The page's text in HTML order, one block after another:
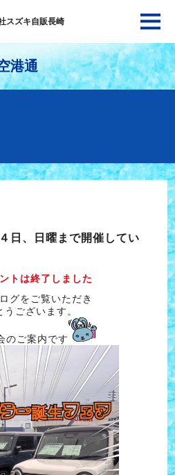
スズキ自販長崎
港通
日、日曜まで開催してい
トは終了しました
グをご覧いただき
うございます。
のご案内です